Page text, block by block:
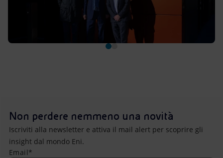
Non perdere nemmeno una novità
Iscriviti alla newsletter e attiva il mail alert per scoprire gli
insight dal mondo Eni.
Email*